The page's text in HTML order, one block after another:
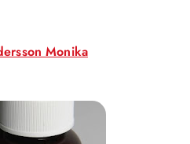
Monika